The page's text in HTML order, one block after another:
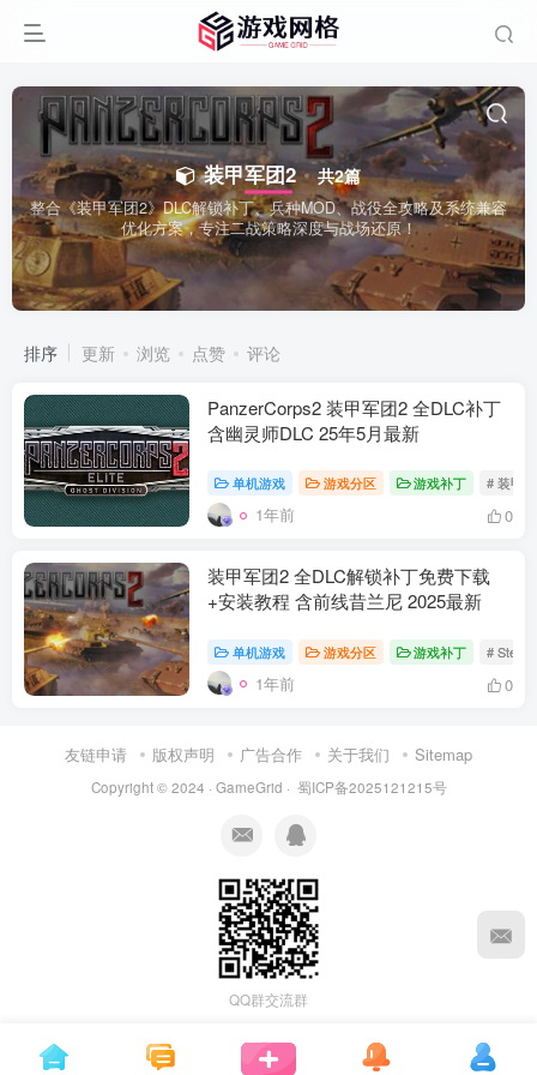
问题求助
862热度
关注
装甲军团2 共2篇
整合《装甲军团2》DLC解锁补丁、兵种MOD、战役全攻略及系统兼容
优化方案，专注二战策略深度与战场还原！
排序 更新 浏览 点赞 评论
PanzerCorps2 装甲军团2 全DLC补丁
含幽灵师DLC 25年5月最新
单机游戏 游戏分区 游戏补丁 # 装甲
1年前 0
装甲军团2 全DLC解锁补丁免费下载
+安装教程 含前线昔兰尼 2025最新
单机游戏 游戏分区 游戏补丁 #
1年前 0
友链申请 版权声明 广告合作 关于我们 Sitemap
Copyright © 2024 · GameGrid · 蜀ICP备2025121215号
QQ群交流群